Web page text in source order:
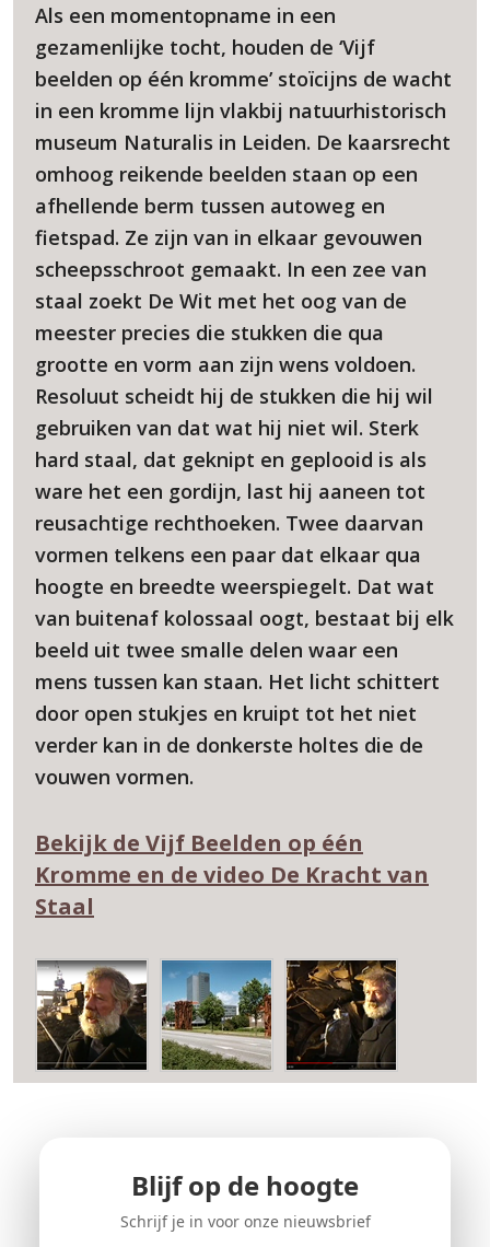
Als een momentopname in een
gezamenlijke tocht, houden de ‘Vijf
beelden op één kromme’ stoïcijns de wacht
in een kromme lijn vlakbij natuurhistorisch
museum Naturalis in Leiden. De kaarsrecht
omhoog reikende beelden staan op een
afhellende berm tussen autoweg en
fietspad. Ze zijn van in elkaar gevouwen
scheepsschroot gemaakt. In een zee van
staal zoekt De Wit met het oog van de
meester precies die stukken die qua
grootte en vorm aan zijn wens voldoen.
Resoluut scheidt hij de stukken die hij wil
gebruiken van dat wat hij niet wil. Sterk
hard staal, dat geknipt en geplooid is als
ware het een gordijn, last hij aaneen tot
reusachtige rechthoeken. Twee daarvan
vormen telkens een paar dat elkaar qua
hoogte en breedte weerspiegelt. Dat wat
van buitenaf kolossaal oogt, bestaat bij elk
beeld uit twee smalle delen waar een
mens tussen kan staan. Het licht schittert
door open stukjes en kruipt tot het niet
verder kan in de donkerste holtes die de
vouwen vormen.
Bekijk de Vijf Beelden op één
Kromme en de video De Kracht van
Staal
Blijf op de hoogte
Schrijf je in voor onze nieuwsbrief